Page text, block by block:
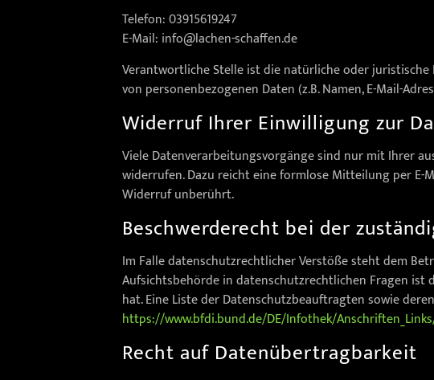
Telefon: 03915619247
E-Mail: info@lachen-schaffen.de
Verantwortliche Stelle ist die natürliche oder
von personenbezogenen Daten (z.B. Namen, E-Mail-
Widerruf Ihrer Einwilligung zur
Viele Datenverarbeitungsvorgänge sind nur mit Ihrer
widerrufen. Dazu reicht eine formlose Mitteilung per
Widerruf unberührt.
Beschwerderecht bei der
Im Falle datenschutzrechtlicher Verstöße steht dem
Aufsichtsbehörde in datenschutzrechtlichen Fragen ist
hat. Eine Liste der Datenschutzbeauftragten sowie
https://www.bfdi.bund.de/DE/Infothek/
Recht auf Datenübertragbarkeit